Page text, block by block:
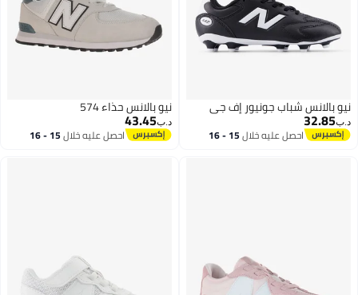
نيو بالانس شباب جونيور إف جي
د.ب‏32.85
احصل عليه خلال 15 - 16
نيو بالانس حذاء 574
د.ب‏43.45
احصل عليه خلال 15 - 16